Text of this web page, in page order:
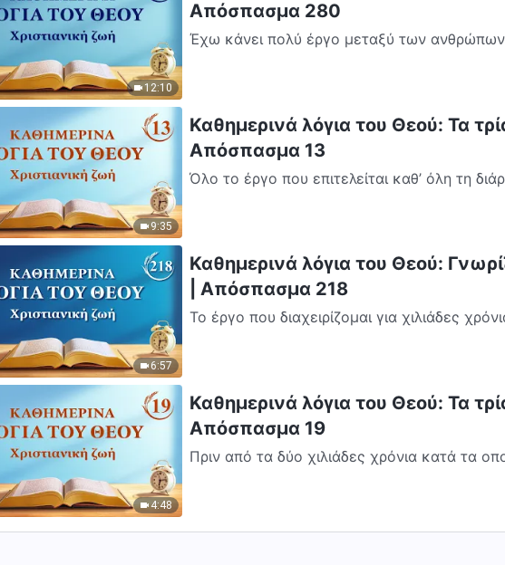
12:10
Απόσπασμα 280
Έχω κάνει πολύ έργο μεταξύ των
9:35
Καθημερινά λόγια του Θεού: Τα
Απόσπασμα 13
Όλο το έργο που επιτελείται καθ’ όλη τη
6:57
Καθημερινά λόγια του Θεού:
| Απόσπασμα 218
Το έργο που διαχειρίζομαι για χιλιάδες
4:48
Καθημερινά λόγια του Θεού: Τα
Απόσπασμα 19
Πριν από τα δύο χιλιάδες χρόνια κατά τα